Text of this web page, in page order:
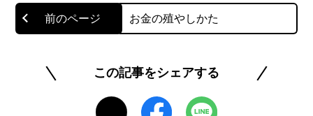
お金の殖やしかた
この記事をシェアする